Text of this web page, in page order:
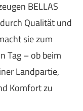
BELLAS
Qualität und
sie zum
Tag – ob beim
Landpartie,
Komfort zu